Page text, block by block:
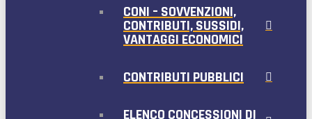
CONI – SOVVENZIONI,
CONTRIBUTI, SUSSIDI,
VANTAGGI ECONOMICI
CONTRIBUTI PUBBLICI
ELENCO CONCESSIONI DI